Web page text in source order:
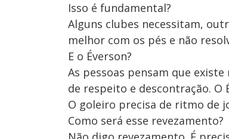
Isso é fundamental?
Alguns clubes necessitam,
melhor com os pés e não
E o Éverson?
As pessoas pensam que
de respeito e descontração. O
O goleiro precisa de ritmo de
Como será esse revezamento?